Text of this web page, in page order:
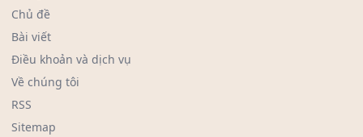
Chủ đề
Bài viết
Điều khoản và dịch vụ
Về chúng tôi
RSS
Sitemap